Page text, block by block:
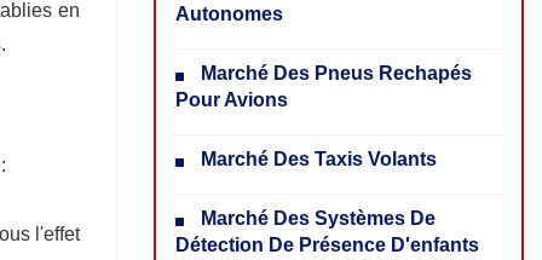
en
l'effet
Autonomes
Marché Des Pneus Rechapés
Pour Avions
Marché Des Taxis Volants
Marché Des Systèmes De
Détection De Présence D'enfants